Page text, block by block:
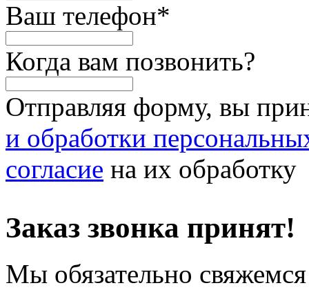
Ваш телефон*
Когда вам позвонить?
Отправляя форму, вы
и обработки
согласие на их обработку
Заказ звонка принят!
Мы обязательно